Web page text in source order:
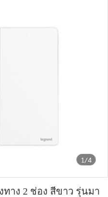
1/4
ทาง 2 ช่อง สีขาว รุ่นมา